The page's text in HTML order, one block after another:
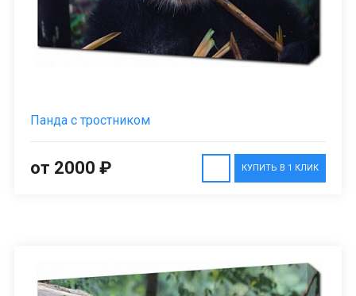
Панда с тростником
КУПИТЬ В 1 КЛИК
от 2000 ₽